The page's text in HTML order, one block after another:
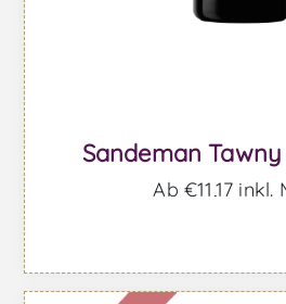
Sandeman
Ab €11,17 inkl.